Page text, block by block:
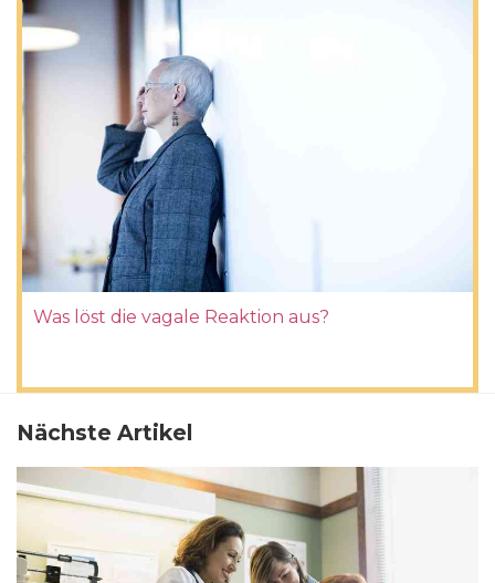
Was löst die vagale Reaktion aus?
Nächste Artikel